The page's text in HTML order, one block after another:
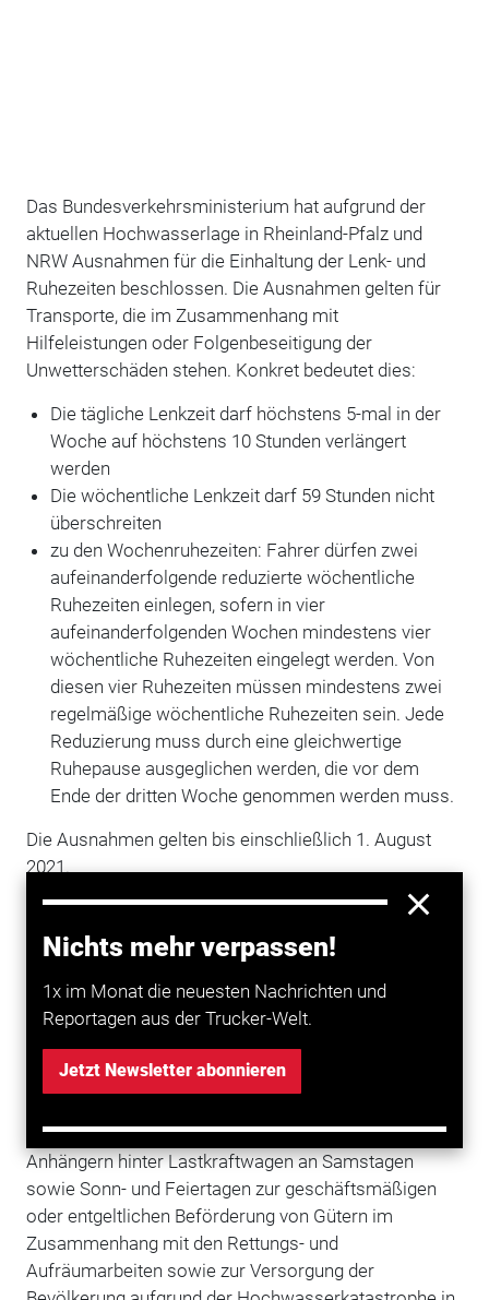
Nichts mehr verpassen!
1x im Monat die neuesten Nachrichten und
Reportagen aus der Trucker-Welt.
Jetzt Newsletter abonnieren
Das Bundesverkehrsministerium hat aufgrund der
aktuellen Hochwasserlage in Rheinland-Pfalz und
NRW Ausnahmen für die Einhaltung der Lenk- und
Ruhezeiten beschlossen. Die Ausnahmen gelten für
Transporte, die im Zusammenhang mit
Hilfeleistungen oder Folgenbeseitigung der
Unwetterschäden stehen. Konkret bedeutet dies:
Die tägliche Lenkzeit darf höchstens 5-mal in der
Woche auf höchstens 10 Stunden verlängert
werden
Die wöchentliche Lenkzeit darf 59 Stunden nicht
überschreiten
zu den Wochenruhezeiten: Fahrer dürfen zwei
aufeinanderfolgende reduzierte wöchentliche
Ruhezeiten einlegen, sofern in vier
aufeinanderfolgenden Wochen mindestens vier
wöchentliche Ruhezeiten eingelegt werden. Von
diesen vier Ruhezeiten müssen mindestens zwei
regelmäßige wöchentliche Ruhezeiten sein. Jede
Reduzierung muss durch eine gleichwertige
Ruhepause ausgeglichen werden, die vor dem
Ende der dritten Woche genommen werden muss.
Die Ausnahmen gelten bis einschließlich 1. August
2021.
Ausnahmegenehmigung für Sonn- und Feiertage in
Rheinland-Pfalz
Darüber hinaus hat das Bundesland Rheinland-Pfalz
eine Ausnahmegenehmigung für die Sonn- und
Kraft und gilt bis 31.08.2021. Diese Ausnahme lautet
wie folgt:
Das Führen von Lastkraftwagen über 7,5 t sowie von
Anhängern hinter Lastkraftwagen an Samstagen
sowie Sonn- und Feiertagen zur geschäftsmäßigen
oder entgeltlichen Beförderung von Gütern im
Zusammenhang mit den Rettungs- und
Aufräumarbeiten sowie zur Versorgung der